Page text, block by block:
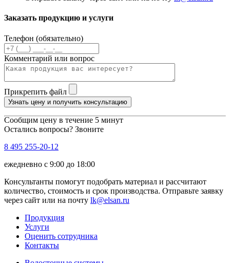
Заказать продукцию и услуги
Телефон (обязательно)
Комментарий или вопрос
Прикрепить файл
Узнать цену и получить консультацию
Сообщим цену в течение 5 минут
Остались вопросы? Звоните
8 495 255-20-12
ежедневно с 9:00 до 18:00
Консультанты помогут подобрать материал и рассчитают
количество, стоимость и срок производства. Отправьте заявку
через сайт или на почту lk@elsan.ru
Продукция
Услуги
Оценить сотрудника
Контакты